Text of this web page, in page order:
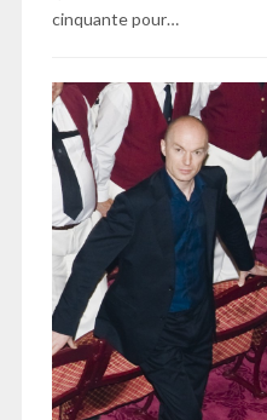
cinquante pour…